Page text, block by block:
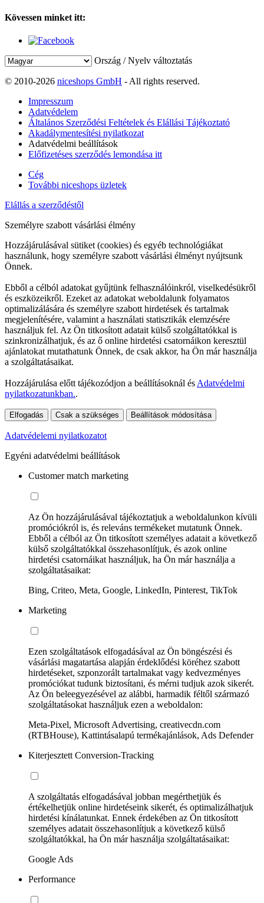
Kövessen minket itt:
Ország / Nyelv változtatás
© 2010-2026 niceshops GmbH - All rights reserved.
Impresszum
Adatvédelem
Általános Szerződési Feltételek és Elállási Tájékoztató
Akadálymentesítési nyilatkozat
Adatvédelmi beállítások
Előfizetéses szerződés lemondása itt
Cég
További niceshops üzletek
Elállás a szerződéstől
Személyre szabott vásárlási élmény
Hozzájárulásával sütiket (cookies) és egyéb technológiákat
használunk, hogy személyre szabott vásárlási élményt nyújtsunk
Önnek.
Ebből a célból adatokat gyűjtünk felhasználóinkról, viselkedésükről
és eszközeikről. Ezeket az adatokat weboldalunk folyamatos
optimalizálására és személyre szabott hirdetések és tartalmak
megjelenítésére, valamint a használati statisztikák elemzésére
használjuk fel. Az Ön titkosított adatait külső szolgáltatókkal is
szinkronizálhatjuk, és az ő online hirdetési csatornáikon keresztül
ajánlatokat mutathatunk Önnek, de csak akkor, ha Ön már használja
a szolgáltatásaikat.
Hozzájárulása előtt tájékozódjon a beállításoknál és Adatvédelmi
nyilatkozatunkban..
Elfogadás Csak a szükséges Beállítások módosítása
Adatvédelemi nyilatkozatot
Egyéni adatvédelmi beállítások
Customer match marketing
Az Ön hozzájárulásával tájékoztatjuk a weboldalunkon kívüli
promóciókról is, és releváns termékeket mutatunk Önnek.
Ebből a célból az Ön titkosított személyes adatait a következő
külső szolgáltatókkal összehasonlítjuk, és azok online
hirdetési csatornáikat használjuk, ha Ön már használja a
szolgáltatásaikat:
Bing, Criteo, Meta, Google, LinkedIn, Pinterest, TikTok
Marketing
Ezen szolgáltatások elfogadásával az Ön böngészési és
vásárlási magatartása alapján érdeklődési köréhez szabott
hirdetéseket, szponzorált tartalmakat vagy kedvezményes
promóciókat tudunk biztosítani, és mérni tudjuk azok sikerét.
Az Ön beleegyezésével az alábbi, harmadik féltől származó
szolgáltatásokat használjuk ezen a weboldalon:
Meta-Pixel, Microsoft Advertising, creativecdn.com
(RTBHouse), Kattintásalapú termékajánlások, Ads Defender
Kiterjesztett Conversion-Tracking
A szolgáltatás elfogadásával jobban megérthetjük és
értékelhetjük online hirdetéseink sikerét, és optimalizálhatjuk
hirdetési kínálatunkat. Ennek érdekében az Ön titkosított
személyes adatait összehasonlítjuk a következő külső
szolgáltatókkal, ha Ön már használja szolgáltatásaikat:
Google Ads
Performance